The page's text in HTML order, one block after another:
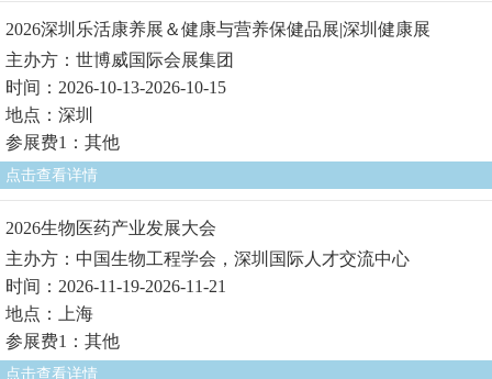
2026深圳乐活康养展＆健康与营养保健品展|深圳健康展
主办方：世博威国际会展集团
时间：2026-10-13-2026-10-15
地点：深圳
参展费1：其他
点击查看详情
2026生物医药产业发展大会
主办方：中国生物工程学会，深圳国际人才交流中心
时间：2026-11-19-2026-11-21
地点：上海
参展费1：其他
点击查看详情